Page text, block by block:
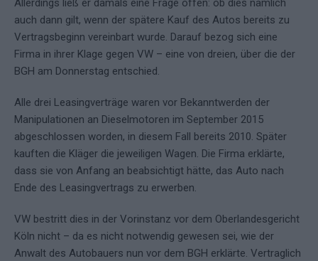
Allerdings ließ er damals eine Frage offen: ob dies nämlich
auch dann gilt, wenn der spätere Kauf des Autos bereits zu
Vertragsbeginn vereinbart wurde. Darauf bezog sich eine
Firma in ihrer Klage gegen VW – eine von dreien, über die der
BGH am Donnerstag entschied.
Alle drei Leasingverträge waren vor Bekanntwerden der
Manipulationen an Dieselmotoren im September 2015
abgeschlossen worden, in diesem Fall bereits 2010. Später
kauften die Kläger die jeweiligen Wagen. Die Firma erklärte,
dass sie von Anfang an beabsichtigt hätte, das Auto nach
Ende des Leasingvertrags zu erwerben.
VW bestritt dies in der Vorinstanz vor dem Oberlandesgericht
Köln nicht – da es nicht notwendig gewesen sei, wie der
Anwalt des Autobauers nun vor dem BGH erklärte. Vertraglich